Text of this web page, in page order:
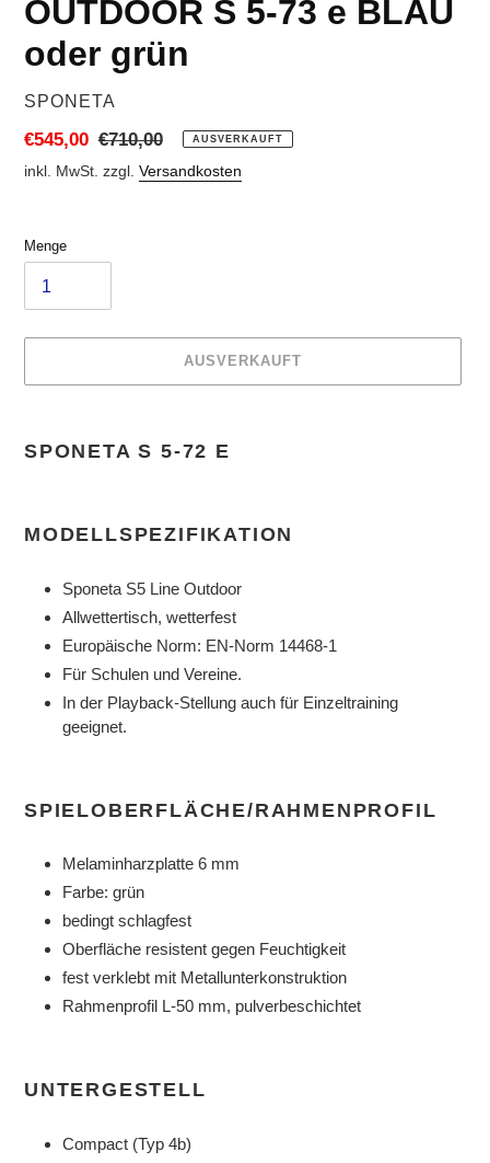
OUTDOOR S 5-73 e BLAU
oder grün
VERKÄUFER
SPONETA
Sonderpreis
€545,00 Normaler
Preis
€710,00 AUSVERKAUFT
inkl. MwSt. zzgl. Versandkosten
Menge
AUSVERKAUFT
wird
zum
SPONETA S 5-72 E
MODELLSPEZIFIKATION
Sponeta S5 Line Outdoor
Allwettertisch, wetterfest
Europäische Norm: EN-Norm 14468-1
Für Schulen und Vereine.
In der Playback-Stellung auch für Einzeltraining
geeignet.
SPIELOBERFLÄCHE/RAHMENPROFIL
Melaminharzplatte 6 mm
Farbe: grün
bedingt schlagfest
Oberfläche resistent gegen Feuchtigkeit
fest verklebt mit Metallunterkonstruktion
Rahmenprofil L-50 mm, pulverbeschichtet
UNTERGESTELL
Compact (Typ 4b)